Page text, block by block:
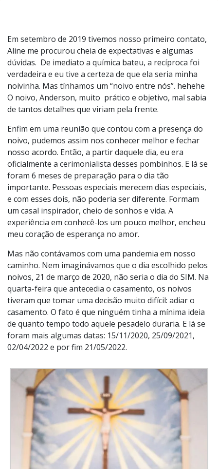
Em setembro de 2019 tivemos nosso primeiro contato,
Aline me procurou cheia de expectativas e algumas
dúvidas. De imediato a química bateu, a recíproca foi
verdadeira e eu tive a certeza de que ela seria minha
noivinha. Mas tínhamos um “noivo entre nós”. hehehe
O noivo, Anderson, muito prático e objetivo, mal sabia
de tantos detalhes que viriam pela frente.
Enfim em uma reunião que contou com a presença do
noivo, pudemos assim nos conhecer melhor e fechar
nosso acordo. Então, a partir daquele dia, eu era
oficialmente a cerimonialista desses pombinhos. E lá se
foram 6 meses de preparação para o dia tão
importante. Pessoas especiais merecem dias especiais,
e com esses dois, não poderia ser diferente. Formam
um casal inspirador, cheio de sonhos e vida. A
experiência em conhecê-los um pouco melhor, encheu
meu coração de esperança no amor.
Mas não contávamos com uma pandemia em nosso
caminho. Nem imaginávamos que o dia escolhido pelos
noivos, 21 de março de 2020, não seria o dia do SIM. Na
quarta-feira que antecedia o casamento, os noivos
tiveram que tomar uma decisão muito difícil: adiar o
casamento. O fato é que ninguém tinha a mínima ideia
de quanto tempo todo aquele pesadelo duraria. E lá se
foram mais algumas datas: 15/11/2020, 25/09/2021,
02/04/2022 e por fim 21/05/2022.